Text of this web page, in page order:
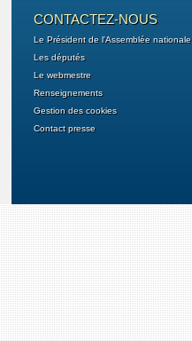
CONTACTEZ-NOUS
Le Président de l'Assemblée nationale
Les députés
Le webmestre
Renseignements
Gestion des cookies
Contact presse